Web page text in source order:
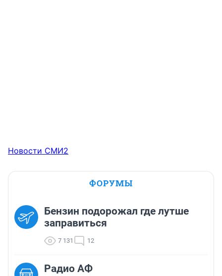
Новости СМИ2
ФОРУМЫ
Бензин подорожал где лутше
заправиться
7 131 12
Радио АФ